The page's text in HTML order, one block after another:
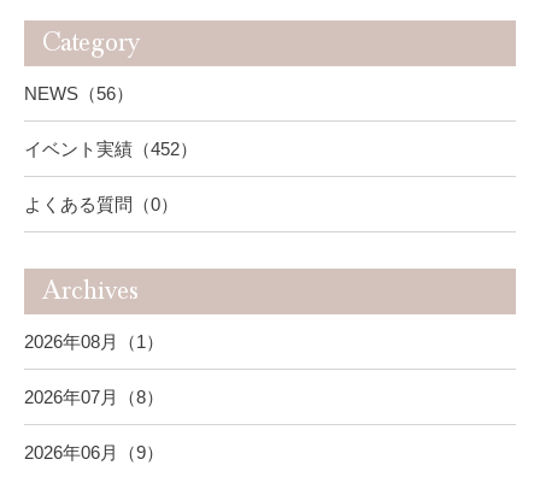
Category
NEWS（56）
イベント実績（452）
よくある質問（0）
Archives
2026年08月（1）
2026年07月（8）
2026年06月（9）